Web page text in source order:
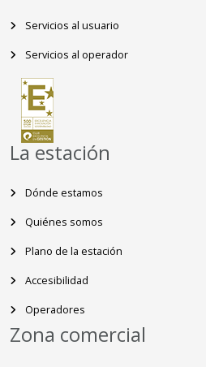
Servicios al usuario
Servicios al operador
La estación
Dónde estamos
Quiénes somos
Plano de la estación
Accesibilidad
Operadores
Zona comercial